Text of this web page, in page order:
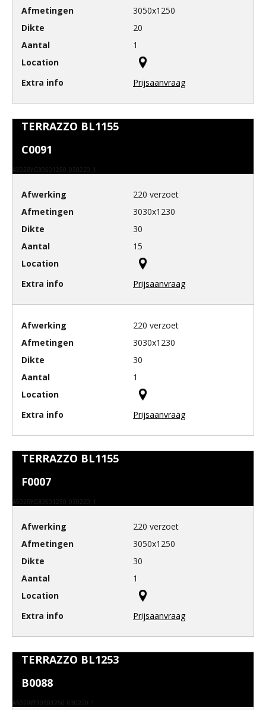
3050x1250
20
1
Prijsaanvraag
TERRAZZO BL1155
C0091
A5028YG30501250_030220_1
220 verzoet
3030x1230
30
15
Prijsaanvraag
220 verzoet
3030x1230
30
1
Prijsaanvraag
TERRAZZO BL1155
F0007
A5028YG30501250_030220_1
220 verzoet
3050x1250
30
1
Prijsaanvraag
TERRAZZO BL1253
B0088
A5029YT30501250_030220_1